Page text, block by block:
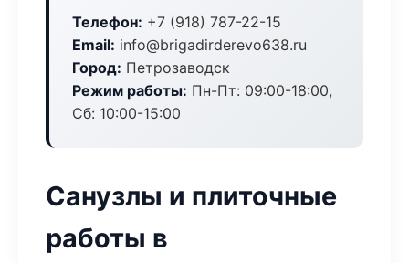
Телефон: +7 (918) 787-22-15
Email: info@brigadirderevo638.ru
Город: Петрозаводск
Режим работы: Пн-Пт: 09:00-18:00,
Сб: 10:00-15:00
Санузлы и плиточные
работы в